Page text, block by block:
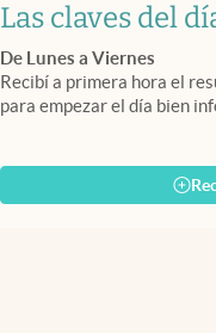
Las claves del
De Lunes a Viernes
Recibí a primera hora el
para empezar el día bien